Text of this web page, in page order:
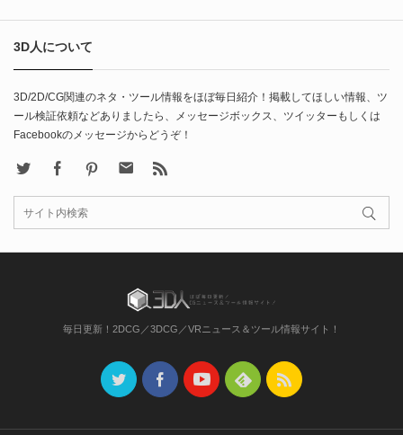
3D人について
3D/2D/CG関連のネタ・ツール情報をほぼ毎日紹介！掲載してほしい情報、ツ
ール検証依頼などありましたら、メッセージボックス、ツイッターもしくは
Facebookのメッセージからどうぞ！
FacebookPinterest Contact
毎日更新！2DCG／3DCG／VRニュース＆ツール情報サイト！